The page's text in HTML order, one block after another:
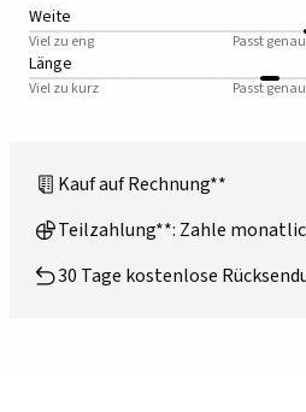
Weite
Viel zu eng Passt genau
Länge
Viel zu kurz Passt genau
Kauf auf Rechnung**
Teilzahlung**: Zahle
30 Tage kostenlose